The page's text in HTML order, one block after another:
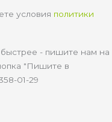
условия политики
быстрее - пишите нам на
"Пишите в
01-29